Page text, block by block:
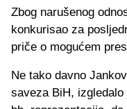
Zbog narušenog
konkurisao za
priče o mogućem
Ne tako davno
saveza BiH,